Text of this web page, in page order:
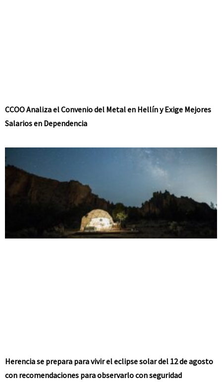
CCOO Analiza el Convenio del Metal en Hellín y Exige Mejores
Salarios en Dependencia
Herencia se prepara para vivir el eclipse solar del 12 de agosto
con recomendaciones para observarlo con seguridad